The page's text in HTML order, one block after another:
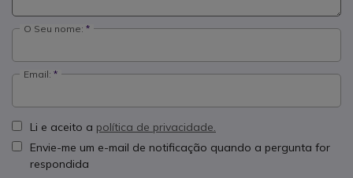
O Seu nome:
Email:
Li e aceito a política de privacidade.
Envie-me um e-mail de notificação quando a pergunta for
respondida